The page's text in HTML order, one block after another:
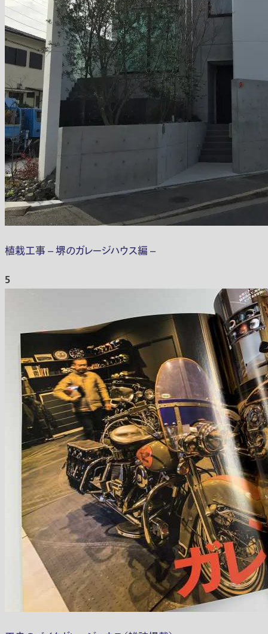
植栽工事 – 堺のガレージハウス編 –
5